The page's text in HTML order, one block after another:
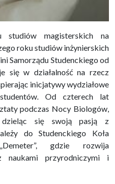
studiów magisterskich na
roku studiów inżynierskich
Samorządu Studenckiego od
się w działalność na rzecz
inicjatywy wydziałowe
Od czterech lat
podczas Nocy Biologów,
dzieląc się swoją pasją z
do Studenckiego Koła
gdzie rozwija
naukami przyrodniczymi i